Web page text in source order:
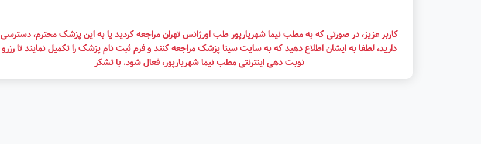
کاربر عزیز، در صورتی که به مطب نیما شهریارپور طب اورژانس تهران مراجعه کردید یا به این پزشک محترم، دسترسی
دارید، لطفا به ایشان اطلاع دهید که به سایت سینا پزشک مراجعه کنند و فرم ثبت نام پزشک را تکمیل نمایند تا رزرو
نوبت دهی اینترنتی مطب نیما شهریارپور، فعال شود. با تشکر